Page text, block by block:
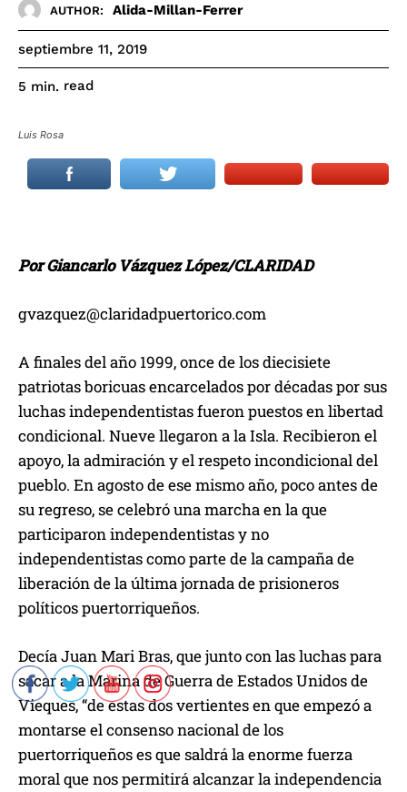
AUTHOR: Alida-Millan-Ferrer
septiembre 11, 2019
5 min. read
Luis Rosa
Por Giancarlo Vázquez López/CLARIDAD
gvazquez@claridadpuertorico.com
A finales del año 1999, once de los diecisiete
patriotas boricuas encarcelados por décadas por sus
luchas independentistas fueron puestos en libertad
condicional. Nueve llegaron a la Isla. Recibieron el
apoyo, la admiración y el respeto incondicional del
pueblo. En agosto de ese mismo año, poco antes de
su regreso, se celebró una marcha en la que
participaron independentistas y no
independentistas como parte de la campaña de
liberación de la última jornada de prisioneros
políticos puertorriqueños.
Decía Juan Mari Bras, que junto con las luchas para
sacar a la Marina de Guerra de Estados Unidos de
Vieques, “de estas dos vertientes en que empezó a
montarse el consenso nacional de los
puertorriqueños es que saldrá la enorme fuerza
moral que nos permitirá alcanzar la independencia